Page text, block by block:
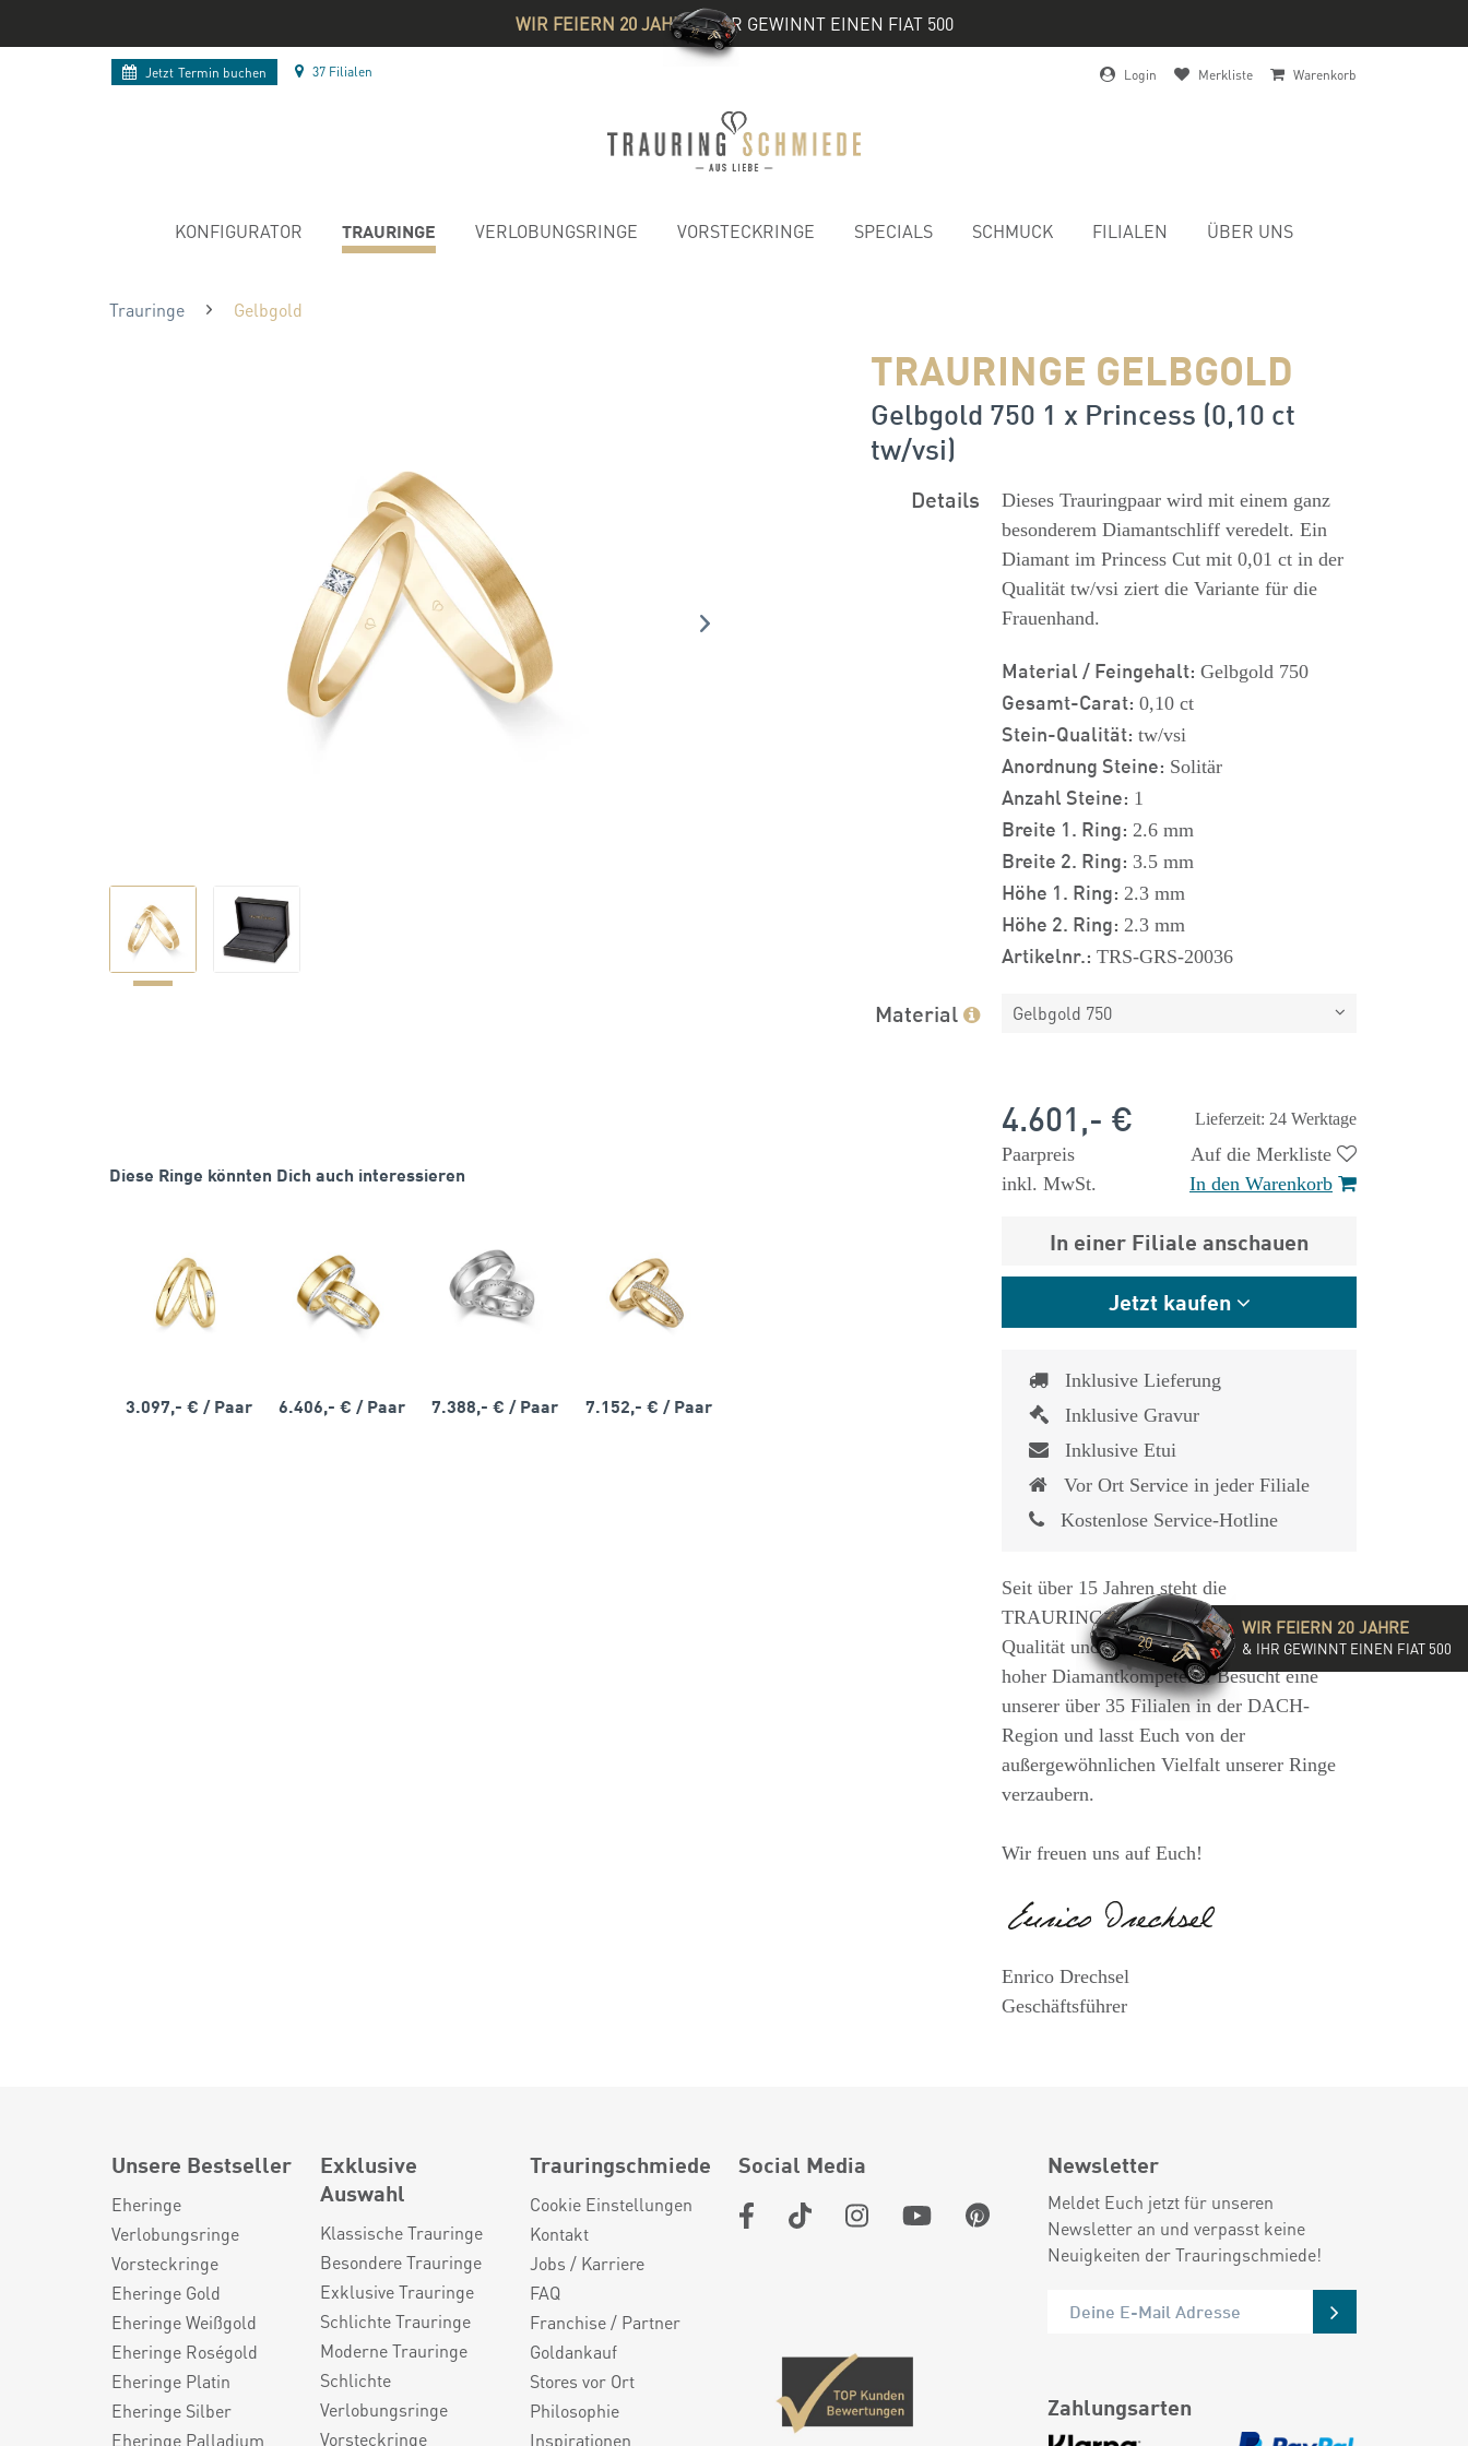
WIR FEIERN 20 JAHRE& IHR GEWINNT EINEN FIAT 500
Jetzt Termin buchen 37 Filialen Login Merkliste Warenkorb
KONFIGURATOR TRAURINGE VERLOBUNGSRINGE VORSTECKRINGE SPECIALS SCHMUCK FILIALEN ÜBER UNS
Trauringe Gelbgold
TRAURINGE GELBGOLD
Gelbgold 750 1 x Princess (0,10 ct
tw/vsi)
Diese Ringe könnten Dich auch interessieren
3.097,- € / Paar 6.406,- €/ Paar 7.388,- €/ Paar 7.152,- € / Paar
Details
Dieses Trauringpaar wird mit einem ganz
besonderem Diamantschliff veredelt. Ein
Diamant im Princess Cut mit 0,01 ct in der
Qualität tw/vsi ziert die Variante für die
Frauenhand.
Material / Feingehalt: Gelbgold 750
Gesamt-Carat: 0,10 ct
Stein-Qualität: tw/vsi
Anordnung Steine: Solitär
Anzahl Steine: 1
Breite 1. Ring: 2.6 mm
Breite 2. Ring: 3.5 mm
Höhe 1. Ring: 2.3 mm
Höhe 2. Ring: 2.3 mm
Artikelnr.: TRS-GRS-20036
Material Gelbgold 750
Lieferzeit: 24 Werktage
4.601,- €
Paarpreis
inkl. MwSt.
Auf die Merkliste
In den Warenkorb
In einer Filiale anschauen
Jetzt kaufen
Inklusive Lieferung
Inklusive Gravur
Inklusive Etui
Vor Ort Service in jeder Filiale
Kostenlose Service-Hotline
Seit über 15 Jahren steht die
TRAURINGSCHMIEDE für exzellente
Qualität und hochwertige Beratung mit
hoher Diamantkompetenz. Besucht eine
unserer über 35 Filialen in der DACH-
Region und lasst Euch von der
außergewöhnlichen Vielfalt unserer Ringe
verzaubern.
Wir freuen uns auf Euch!
Enrico Drechsel
Geschäftsführer
Unsere Bestseller
Eheringe
Verlobungsringe
Vorsteckringe
Eheringe Gold
Eheringe Weißgold
Eheringe Roségold
Eheringe Platin
Eheringe Silber
Eheringe Palladium
Exklusive
Auswahl
Klassische Trauringe
Besondere Trauringe
Exklusive Trauringe
Schlichte Trauringe
Moderne Trauringe
Schlichte
Verlobungsringe
Vorsteckringe
Trauringschmiede
Cookie Einstellungen
Kontakt
Jobs / Karriere
FAQ
Franchise / Partner
Goldankauf
Stores vor Ort
Philosophie
Inspirationen
Social Media Newsletter
Meldet Euch jetzt für unseren
Newsletter an und verpasst keine
Neuigkeiten der Trauringschmiede!
Zahlungsarten
WIR FEIERN 20 JAHRE
& IHR GEWINNT EINEN FIAT 500